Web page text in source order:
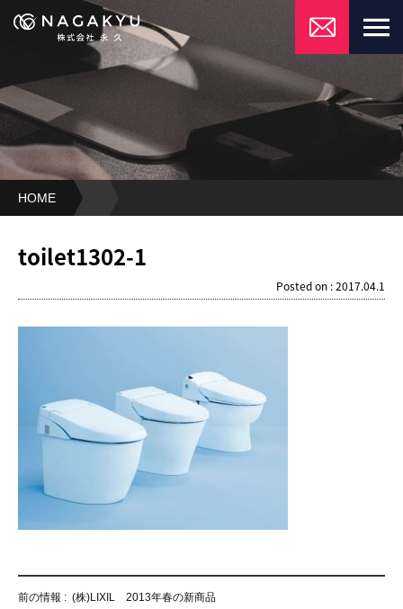
HOME
toilet1302-1
Posted on : 2017.04.1
前の情報 : (株)LIXIL 2013年春の新商品